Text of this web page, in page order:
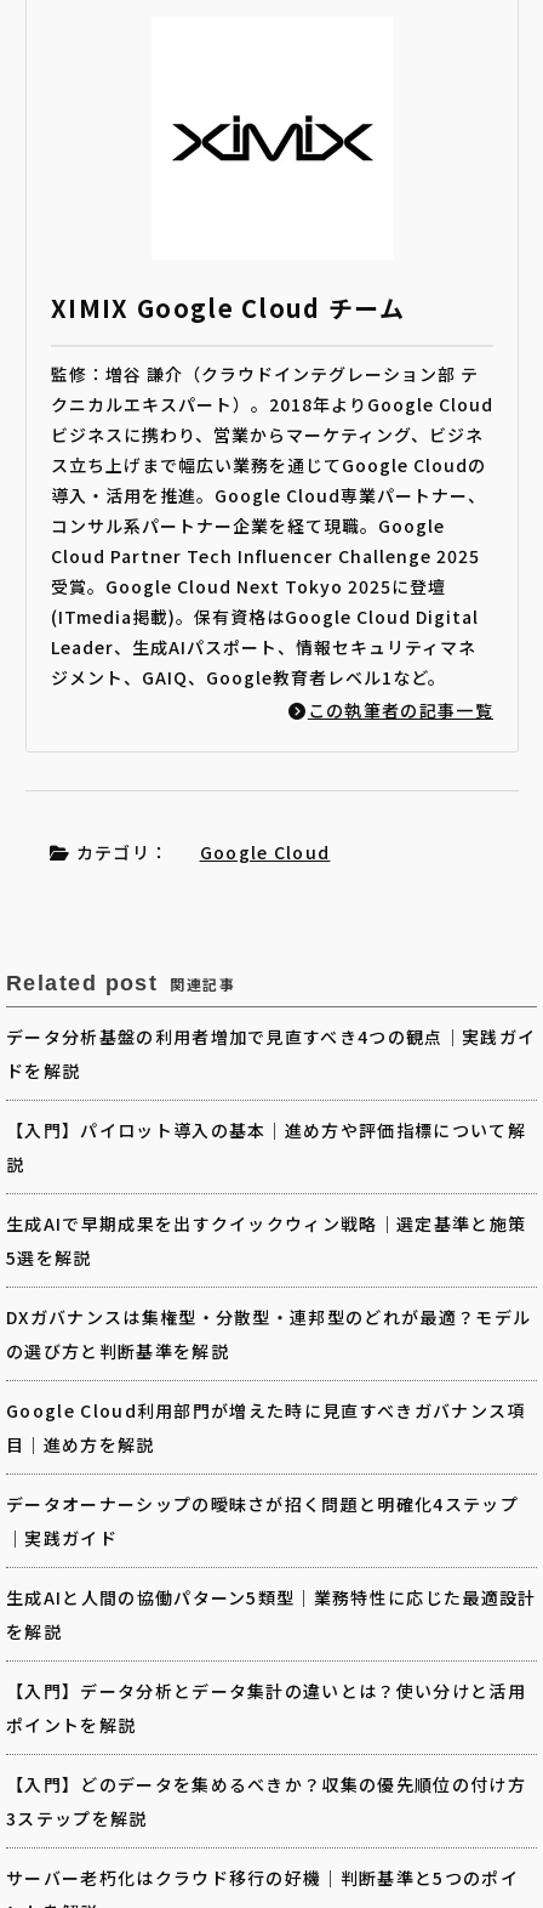
XIMIX Google Cloud チーム
監修：増谷 謙介（クラウドインテグレーション部 テ
クニカルエキスパート）。2018年よりGoogle Cloud
ビジネスに携わり、営業からマーケティング、ビジネ
ス立ち上げまで幅広い業務を通じてGoogle Cloudの
導入・活用を推進。Google Cloud専業パートナー、
コンサル系パートナー企業を経て現職。Google
Cloud Partner Tech Influencer Challenge 2025
受賞。Google Cloud Next Tokyo 2025に登壇
(ITmedia掲載)。保有資格はGoogle Cloud Digital
Leader、生成AIパスポート、情報セキュリティマネ
ジメント、GAIQ、Google教育者レベル1など。
この執筆者の記事一覧
カテゴリ： Google Cloud
Related post 関連記事
データ分析基盤の利用者増加で見直すべき4つの観点｜実践ガイ
ドを解説
【入門】パイロット導入の基本｜進め方や評価指標について解
説
生成AIで早期成果を出すクイックウィン戦略｜選定基準と施策
5選を解説
DXガバナンスは集権型・分散型・連邦型のどれが最適？モデル
の選び方と判断基準を解説
Google Cloud利用部門が増えた時に見直すべきガバナンス項
目｜進め方を解説
データオーナーシップの曖昧さが招く問題と明確化4ステップ
｜実践ガイド
生成AIと人間の協働パターン5類型｜業務特性に応じた最適設計
を解説
【入門】データ分析とデータ集計の違いとは？使い分けと活用
ポイントを解説
【入門】どのデータを集めるべきか？収集の優先順位の付け方
3ステップを解説
サーバー老朽化はクラウド移行の好機｜判断基準と5つのポイ